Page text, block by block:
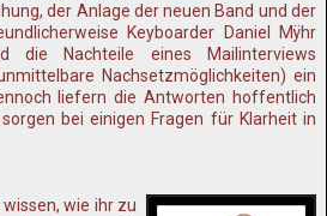
der Anlage der neuen Band und der
Keyboarder Daniel Mÿhr
die Nachteile eines Mailinterviews
Nachsetzmöglichkeiten) ein
liefern die Antworten hoffentlich
bei einigen Fragen für Klarheit in
wie ihr zu